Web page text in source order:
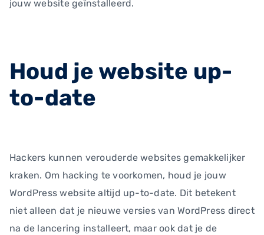
jouw website geïnstalleerd.
Houd je website up-
to-date
Hackers kunnen verouderde websites gemakkelijker
kraken. Om hacking te voorkomen, houd je jouw
WordPress website altijd up-to-date. Dit betekent
niet alleen dat je nieuwe versies van WordPress direct
na de lancering installeert, maar ook dat je de